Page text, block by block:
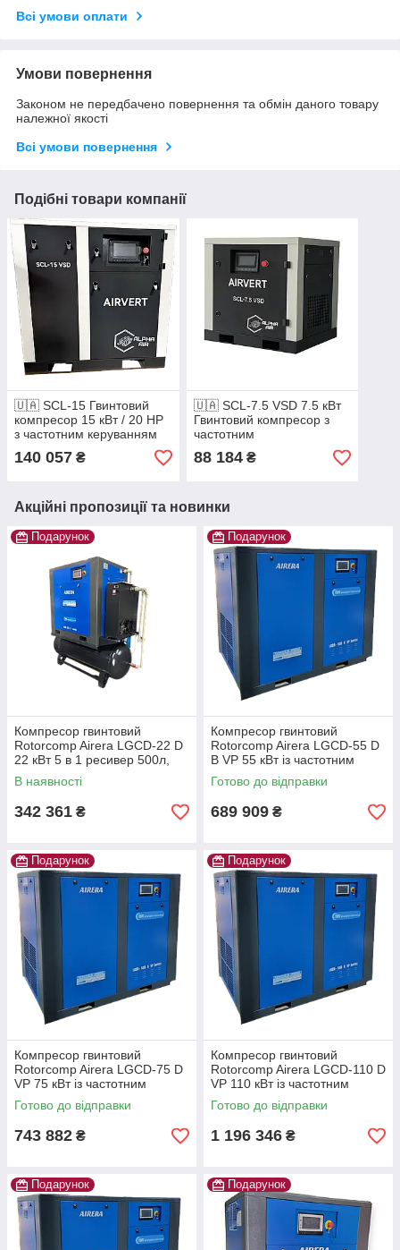
Всі умови оплати
Умови повернення
Законом не передбачено повернення та обмін даного товару
належної якості
Всі умови повернення
Подібні товари компанії
🇺🇦 SCL-15 Гвинтовий
компресор 15 кВт / 20 HP
з частотним керуванням
140 057 ₴
🇺🇦 SCL-7.5 VSD 7.5 кВт
Гвинтовий компресор з
частотним
перетворювачем
88 184₴
Акційні пропозиції та новинки
Подарунок
Компресор гвинтовий
Rotorcomp Airera LGCD-22 D
22 кВт 5 в 1 ресивер 500л,
осушка, фільтра
В наявності
342 361 ₴
Подарунок
Компресор гвинтовий
Rotorcomp Airera LGCD-55 D
B VP 55 кВт із частотним
перетворювачем Для тяжких
умов! IP55
Готово до відправки
689 909 ₴
Подарунок
Компресор гвинтовий
Rotorcomp Airera LGCD-75 D
VP 75 кВт із частотним
перетворювачем Для тяжких
умов! IP55
Готово до відправки
743 882 ₴
Подарунок
Компресор гвинтовий
Rotorcomp Airera LGCD-110 D
VP 110 кВт із частотним
перетворювачем Для тяжких
умов! IP55
Готово до відправки
1 196 346 ₴
Подарунок Подарунок